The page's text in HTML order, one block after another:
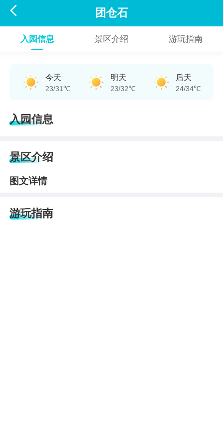
 团仓石
入园信息 景区介绍 游玩指南
今天
23/31℃
明天
23/32℃
后天
24/34℃
入园信息
景区介绍
图文详情
游玩指南